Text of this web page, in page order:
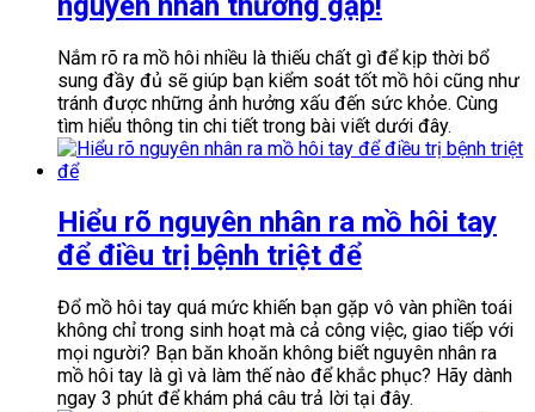
Nắm rõ ra mồ hôi nhiều là thiếu chất gì để kịp thời bổ
sung đầy đủ sẽ giúp bạn kiểm soát tốt mồ hôi cũng như
tránh được những ảnh hưởng xấu đến sức khỏe. Cùng
tìm hiểu thông tin chi tiết trong bài viết dưới đây.
Hiểu rõ nguyên nhân ra mồ hôi tay
để điều trị bệnh triệt để
Đổ mồ hôi tay quá mức khiến bạn gặp vô vàn phiền toái
không chỉ trong sinh hoạt mà cả công việc, giao tiếp với
mọi người? Bạn băn khoăn không biết nguyên nhân ra
mồ hôi tay là gì và làm thế nào để khắc phục? Hãy dành
ngay 3 phút để khám phá câu trả lời tại đây.